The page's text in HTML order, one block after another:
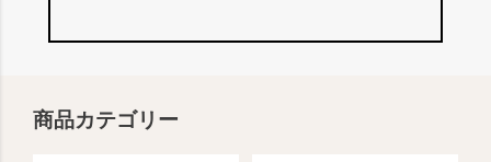
商品カテゴリー